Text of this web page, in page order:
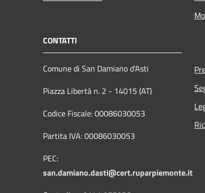
CONTATTI
Comune di San Damiano d'Asti
Piazza Libertà n. 2 - 14015 (AT)
Codice Fiscale: 00086030053
Partita IVA: 00086030053
PEC:
san.damiano.dasti@cert.ruparpiemonte.it